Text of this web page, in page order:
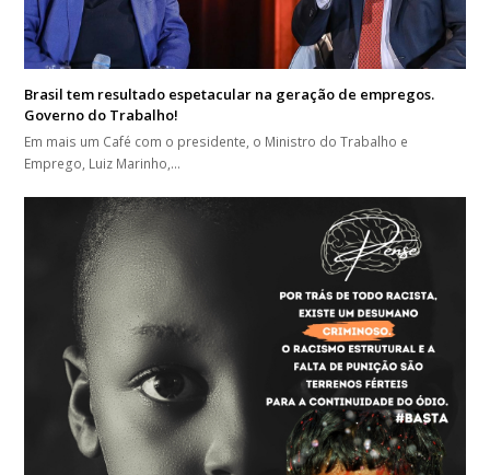
Brasil tem resultado espetacular na geração de empregos.
Governo do Trabalho!
Em mais um Café com o presidente, o Ministro do Trabalho e
Emprego, Luiz Marinho,…